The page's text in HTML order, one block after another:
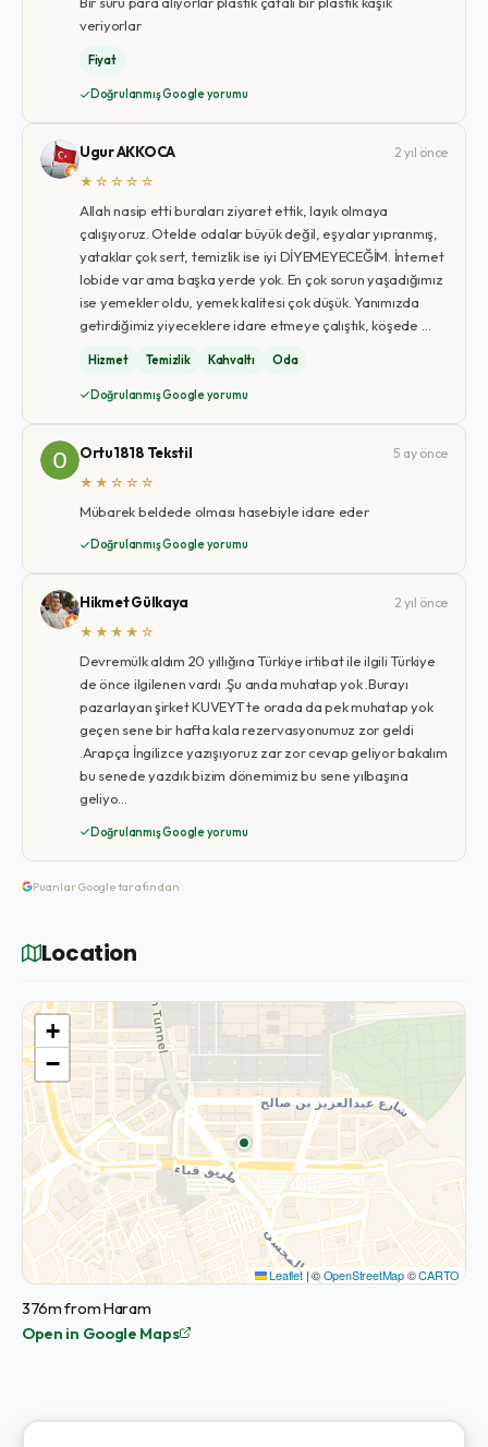
veriyorlar
Fiyat
Doğrulanmış Google yorumu
Ugur AKKOCA
2 yıl önce
★☆☆☆☆
Allah nasip etti buraları ziyaret ettik, layık olmaya
çalışıyoruz. Otelde odalar büyük değil, eşyalar yıpranmış,
yataklar çok sert, temizlik ise iyi DİYEMEYECEĞİM. İnternet
lobide var ama başka yerde yok. En çok sorun yaşadığımız
ise yemekler oldu, yemek kalitesi çok düşük. Yanımızda
getirdiğimiz yiyeceklere idare etmeye çalıştık, köşede …
Hizmet Temizlik Kahvaltı Oda
Doğrulanmış Google yorumu
Ortu1818 Tekstil
5 ay önce
★★☆☆☆
Mübarek beldede olması hasebiyle idare eder
Doğrulanmış Google yorumu
Hikmet Gülkaya
2 yıl önce
★★★★☆
Devremülk aldım 20 yıllığına Türkiye irtibat ile ilgili Türkiye
de önce ilgilenen vardı .Şu anda muhatap yok .Burayı
pazarlayan şirket KUVEYT te orada da pek muhatap yok
geçen sene bir hafta kala rezervasyonumuz zor geldi
.Arapça İngilizce yazışıyoruz zar zor cevap geliyor bakalım
bu senede yazdık bizim dönemimiz bu sene yılbaşına
geliyo…
Doğrulanmış Google yorumu
Puanlar Google tarafından
Location
+
−
Leaflet |©OpenStreetMap©CARTO
376m from Haram
Open in Google Maps